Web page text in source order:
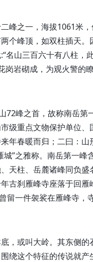
峰之一，海拔1061米
个峰顶，如双柱插天
名山三百六十有八柱，
岗岩砌成，为观火警的
72峰之首，故称南岳
级重点文物保护单位
年春暖而归；二曰：
城”之雅称。南岳第一
天柱、岳麓诸峰同负
古刹雁峰寺座落于回
留一件袈裟在雁峰寺，
，或叫大岭。其东侧
绕这个特征的传说就